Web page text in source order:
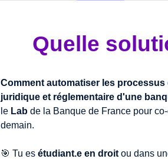
Quelle
Comment automatiser les
juridique et réglementaire d'une
le Lab de la Banque de France pour
demain.
🎯 Tu esétudiant.e en droit ou dans